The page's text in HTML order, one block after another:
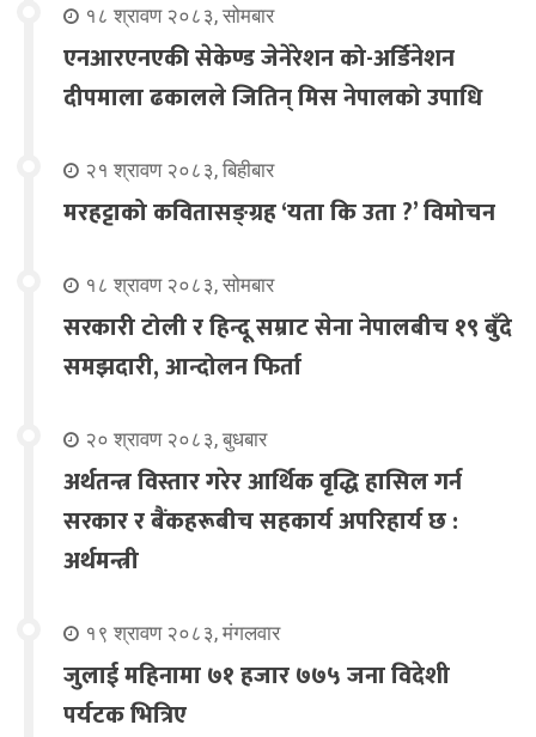
१८ श्रावण २०८३, सोमबार
एनआरएनएकी सेकेण्ड जेनेरेशन को-अर्डिनेशन
दीपमाला ढकालले जितिन् मिस नेपालको उपाधि
२१ श्रावण २०८३, बिहीबार
मरहट्टाको कवितासङ्ग्रह ‘यता कि उता ?’ विमोचन
१८ श्रावण २०८३, सोमबार
सरकारी टोली र हिन्दू सम्राट सेना नेपालबीच १९ बुँदे
समझदारी, आन्दोलन फिर्ता
२० श्रावण २०८३, बुधबार
अर्थतन्त्र विस्तार गरेर आर्थिक वृद्धि हासिल गर्न
सरकार र बैंकहरूबीच सहकार्य अपरिहार्य छ :
अर्थमन्त्री
१९ श्रावण २०८३, मंगलवार
जुलाई महिनामा ७१ हजार ७७५ जना विदेशी
पर्यटक भित्रिए